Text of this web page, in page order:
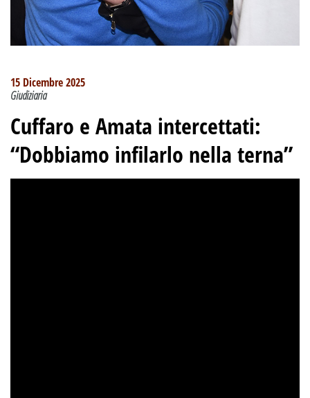
15 Dicembre 2025
Giudiziaria
Cuffaro e Amata intercettati:
“Dobbiamo infilarlo nella terna”